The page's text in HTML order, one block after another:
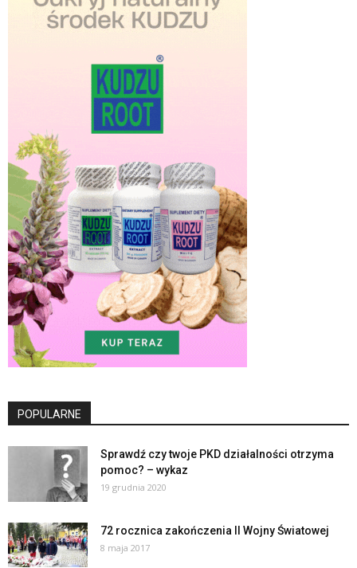
POPULARNE
Sprawdź czy twoje PKD działalności otrzyma
pomoc? – wykaz
19 grudnia 2020
72 rocznica zakończenia II Wojny Światowej
8 maja 2017